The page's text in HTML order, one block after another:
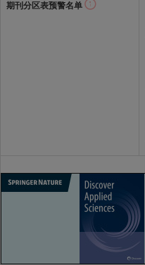
期刊分区表预警名单